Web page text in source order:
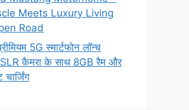
Meets Luxury Living
Road
5G स्मार्टफोन लॉन्च
कैमरा के साथ 8GB रैम और